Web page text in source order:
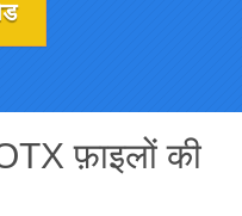
फ़ाइलों की